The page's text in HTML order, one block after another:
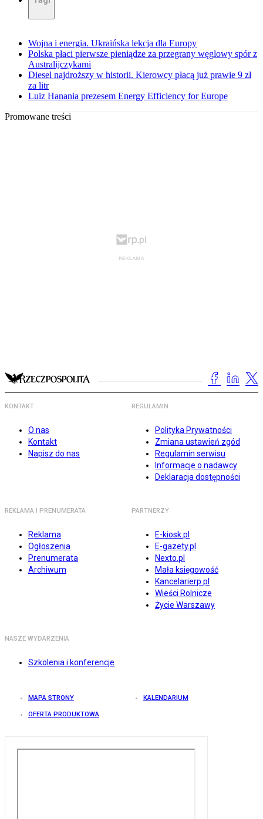
Wojna i energia. Ukraińska lekcja dla Europy
Polska płaci pierwsze pieniądze za przegrany węglowy spór z
Australijczykami
Diesel najdroższy w historii. Kierowcy płacą już prawie 9 zł
za litr
Luiz Hanania prezesem Energy Efficiency for Europe
Promowane treści
KONTAKT
O nas
Kontakt
Napisz do nas
REGULAMIN
Polityka Prywatności
Zmiana ustawień zgód
Regulamin serwisu
Informacje o nadawcy
Deklaracja dostępności
REKLAMA I PRENUMERATA
Reklama
Ogłoszenia
Prenumerata
Archiwum
PARTNERZY
E-kiosk.pl
E-gazety.pl
Nexto.pl
Mała księgowość
Kancelarierp.pl
Wieści Rolnicze
Życie Warszawy
NASZE WYDARZENIA
Szkolenia i konferencje
MAPA STRONY KALENDARIUM
OFERTA PRODUKTOWA